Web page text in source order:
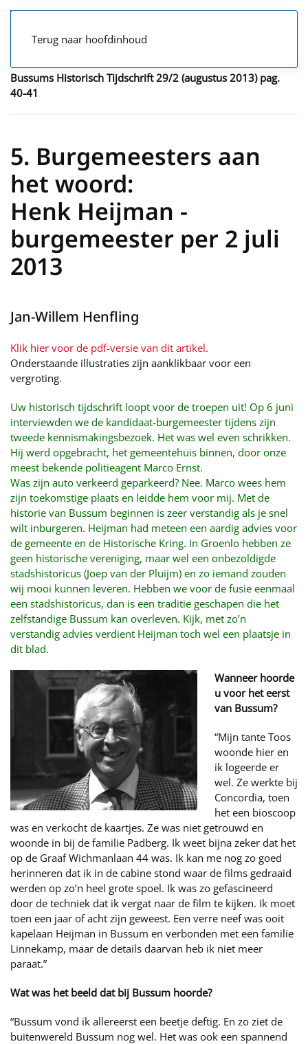
Terug naar hoofdinhoud
Bussums Historisch Tijdschrift 29/2 (augustus 2013) pag.
40-41
5. Burgemeesters aan
het woord:
Henk Heijman -
burgemeester per 2 juli
2013
Jan-Willem Henfling
Klik hier voor de pdf-versie van dit artikel.
Onderstaande illustraties zijn aanklikbaar voor een
vergroting.
Uw historisch tijdschrift loopt voor de troepen uit! Op 6 juni
interviewden we de kandidaat-burgemeester tijdens zijn
tweede kennismakingsbezoek. Het was wel even schrikken.
Hij werd opgebracht, het gemeentehuis binnen, door onze
meest bekende politieagent Marco Ernst.
Was zijn auto verkeerd geparkeerd? Nee. Marco wees hem
zijn toekomstige plaats en leidde hem voor mij. Met de
historie van Bussum beginnen is zeer verstandig als je snel
wilt inburgeren. Heijman had meteen een aardig advies voor
de gemeente en de Historische Kring. In Groenlo hebben ze
geen historische vereniging, maar wel een onbezoldigde
stadshistoricus (Joep van der Pluijm) en zo iemand zouden
wij mooi kunnen leveren. Hebben we voor de fusie eenmaal
een stadshistoricus, dan is een traditie geschapen die het
zelfstandige Bussum kan overleven. Kijk, met zo’n
verstandig advies verdient Heijman toch wel een plaatsje in
dit blad.
Wanneer hoorde
u voor het eerst
van Bussum?
“Mijn tante Toos
woonde hier en
ik logeerde er
wel. Ze werkte bij
Concordia, toen
het een bioscoop
was en verkocht de kaartjes. Ze was niet getrouwd en
woonde in bij de familie Padberg. Ik weet bijna zeker dat het
op de Graaf Wichmanlaan 44 was. Ik kan me nog zo goed
herinneren dat ik in de cabine stond waar de films gedraaid
werden op zo’n heel grote spoel. Ik was zo gefascineerd
door de techniek dat ik vergat naar de film te kijken. Ik moet
toen een jaar of acht zijn geweest. Een verre neef was ooit
kapelaan Heijman in Bussum en verbonden met een familie
Linnekamp, maar de details daarvan heb ik niet meer
paraat.”
Wat was het beeld dat bij Bussum hoorde?
“Bussum vond ik allereerst een beetje deftig. En zo ziet de
buitenwereld Bussum nog wel. Het was ook een spannend